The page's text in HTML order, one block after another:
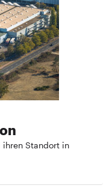
ihren Standort in